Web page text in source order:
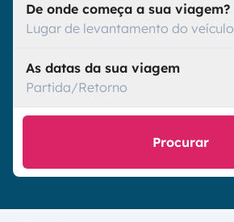
De onde começa a sua viagem?
Lugar de levantamento do veículo
As datas da sua viagem
Partida/Retorno
Procurar